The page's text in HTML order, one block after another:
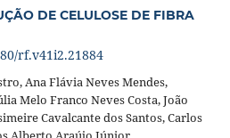
DE CELULOSE DE FIBRA
rf.v41i2.21884
Ana Flávia Neves Mendes,
Melo Franco Neves Costa, João
Cavalcante dos Santos, Carlos